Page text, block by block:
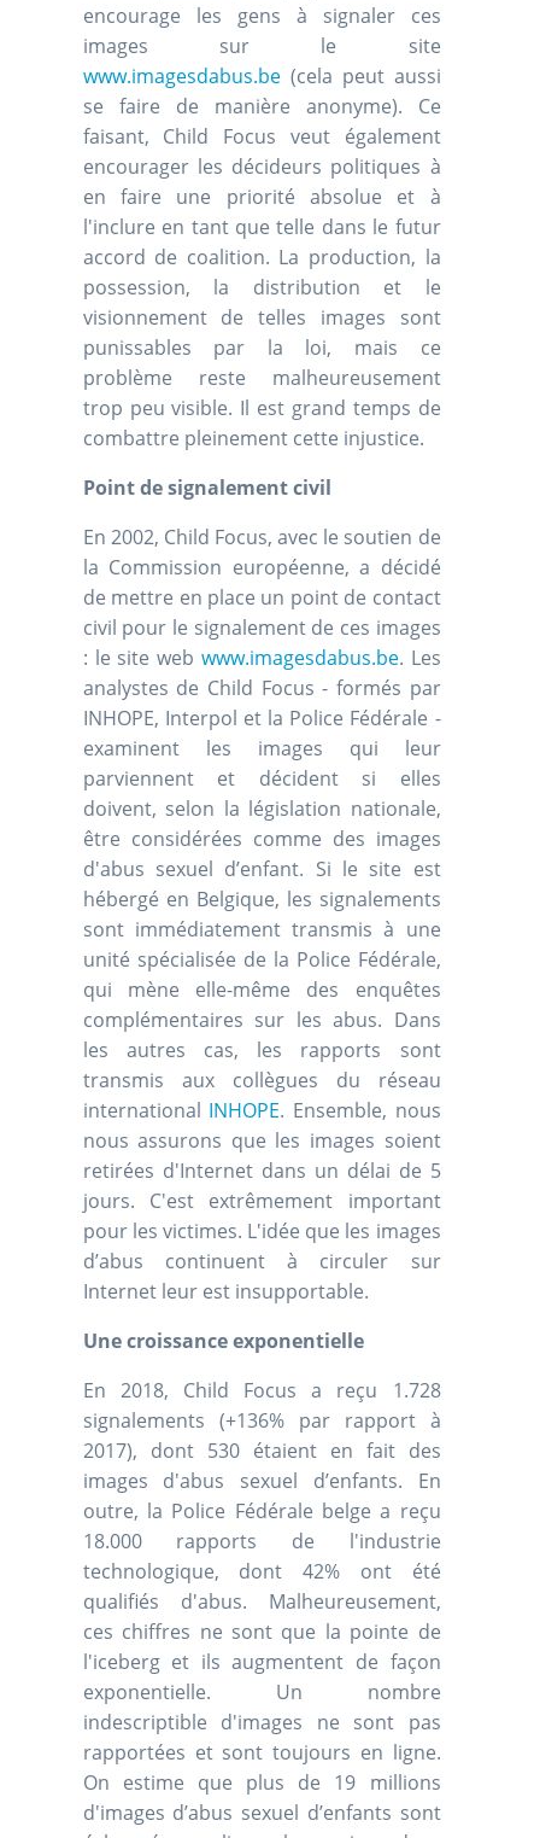
encourage les gens à signaler ces
images sur le site
www.imagesdabus.be(cela peut aussi
se faire de manière anonyme). Ce
faisant, Child Focus veut également
encourager les décideurs politiques à
en faire une priorité absolue et à
l'inclure en tant que telle dans le futur
accord de coalition. La production, la
possession, la distribution et le
visionnement de telles images sont
punissables par la loi, mais ce
problème reste malheureusement
trop peu visible. Il est grand temps de
combattre pleinement cette injustice.
Point de signalement civil
En 2002, Child Focus, avec le soutien de
la Commission européenne, a décidé
de mettre en place un point de contact
civil pour le signalement de ces images
: le site web www.imagesdabus.be. Les
analystes de Child Focus - formés par
INHOPE, Interpol et la Police Fédérale -
examinent les images qui leur
parviennent et décident si elles
doivent, selon la législation nationale,
être considérées comme des images
d'abus sexuel d’enfant. Si le site est
hébergé en Belgique, les signalements
sont immédiatement transmis à une
unité spécialisée de la Police Fédérale,
qui mène elle-même des enquêtes
complémentaires sur les abus. Dans
les autres cas, les rapports sont
transmis aux collègues du réseau
international INHOPE. Ensemble, nous
nous assurons que les images soient
retirées d'Internet dans un délai de 5
jours. C'est extrêmement important
pour les victimes. L'idée que les images
d’abus continuent à circuler sur
Internet leur est insupportable.
Une croissance exponentielle
En 2018, Child Focus a reçu 1.728
signalements (+136% par rapport à
2017), dont 530 étaient en fait des
images d'abus sexuel d’enfants. En
outre, la Police Fédérale belge a reçu
18.000 rapports de l'industrie
technologique, dont 42% ont été
qualifiés d'abus. Malheureusement,
ces chiffres ne sont que la pointe de
l'iceberg et ils augmentent de façon
exponentielle. Un nombre
indescriptible d'images ne sont pas
rapportées et sont toujours en ligne.
On estime que plus de 19 millions
d'images d’abus sexuel d’enfants sont